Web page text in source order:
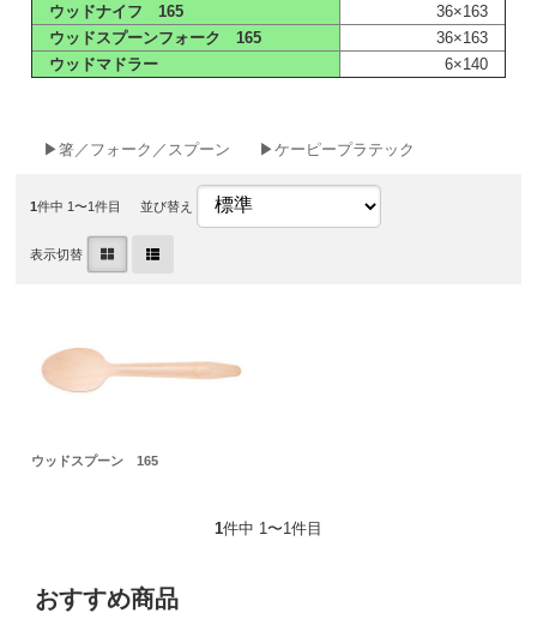
ウッドナイフ 165
36×163
ウッドスプーンフォーク 165
36×163
ウッドマドラー
6×140
▶箸／フォーク／スプーン ▶ケーピープラテック
1件中 1〜1件目 並び替え
表示切替
ウッドスプーン 165
1件中 1〜1件目
おすすめ商品